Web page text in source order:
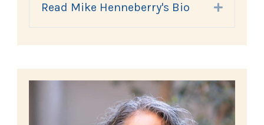
Read Mike Henneberry's Bio Expand